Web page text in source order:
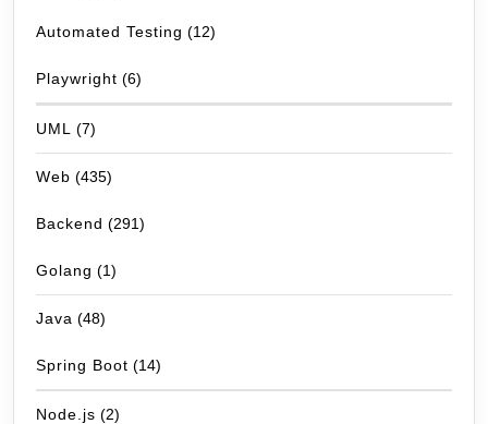
Automated Testing (12)
Playwright (6)
UML (7)
Web (435)
Backend (291)
Golang (1)
Java (48)
Spring Boot (14)
Node.js (2)